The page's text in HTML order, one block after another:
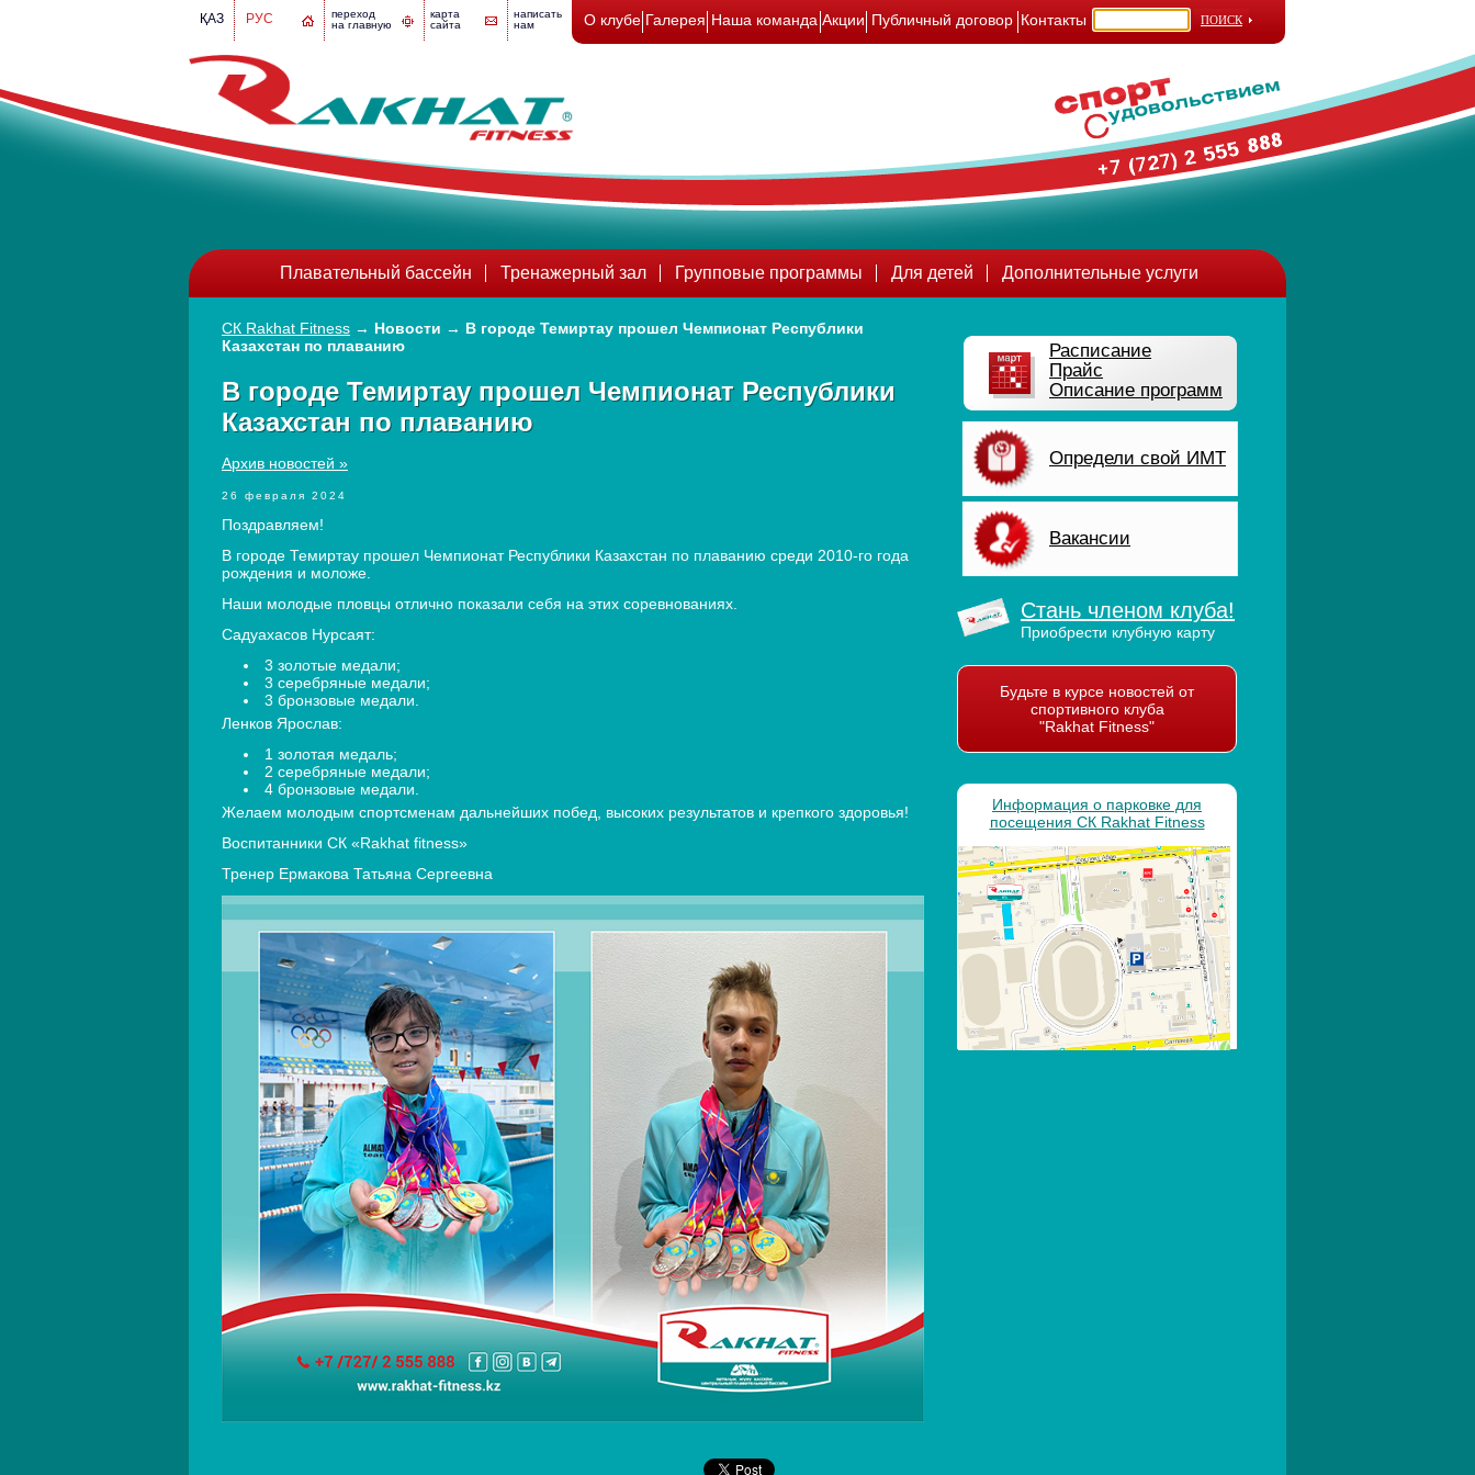
переход
на главную
карта
сайта
написать
нам
ҚАЗ РУС О клубе Галерея Наша команда Акции Публичный договор Контакты
Плавательный бассейн Тренажерный зал Групповые программы Для детей Дополнительные услуги
СК Rakhat Fitness → Новости → В городе Темиртау прошел Чемпионат Республики
Казахстан по плаванию
В городе Темиртау прошел Чемпионат Республики
Казахстан по плаванию
Архив новостей »
26 февраля 2024
Поздравляем!
В городе Темиртау прошел Чемпионат Республики Казахстан по плаванию среди 2010-го года
рождения и моложе.
Наши молодые пловцы отлично показали себя на этих соревнованиях.
Садуахасов Нурсаят:
3 золотые медали;
3 серебряные медали;
3 бронзовые медали.
Ленков Ярослав:
1 золотая медаль;
2 серебряные медали;
4 бронзовые медали.
Желаем молодым спортсменам дальнейших побед, высоких результатов и крепкого здоровья!
Воспитанники СК «Rakhat fitness»
Тренер Ермакова Татьяна Сергеевна
Расписание
Прайс
Описание программ
Определи свой ИМТ
Вакансии
Стань членом клуба!
Приобрести клубную карту
Будьте в курсе новостей от
спортивного клуба
"Rakhat Fitness"
Информация о парковке для
посещения СК Rakhat Fitness